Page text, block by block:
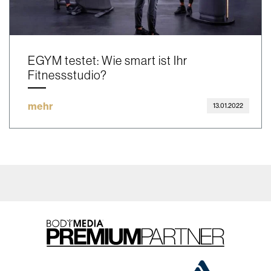
EGYM testet: Wie smart ist Ihr
Fitnessstudio?
mehr 13.01.2022